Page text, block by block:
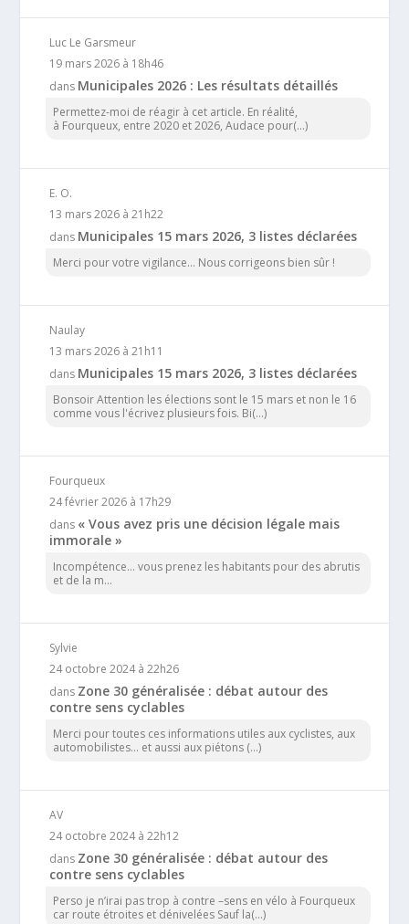
Luc Le Garsmeur
19 mars 2026 à 18h46
dans Municipales 2026 : Les résultats détaillés
Permettez-moi de réagir à cet article. En réalité,
à Fourqueux, entre 2020 et 2026, Audace pour(...)
E. O.
13 mars 2026 à 21h22
dans Municipales 15 mars 2026, 3 listes déclarées
Merci pour votre vigilance... Nous corrigeons bien sûr !
Naulay
13 mars 2026 à 21h11
dans Municipales 15 mars 2026, 3 listes déclarées
Bonsoir Attention les élections sont le 15 mars et non le 16
comme vous l'écrivez plusieurs fois. Bi(...)
Fourqueux
24 février 2026 à 17h29
dans « Vous avez pris une décision légale mais
immorale »
Incompétence… vous prenez les habitants pour des abrutis
et de la m...
Sylvie
24 octobre 2024 à 22h26
dans Zone 30 généralisée : débat autour des
contre sens cyclables
Merci pour toutes ces informations utiles aux cyclistes, aux
automobilistes... et aussi aux piétons (...)
AV
24 octobre 2024 à 22h12
dans Zone 30 généralisée : débat autour des
contre sens cyclables
Perso je n’irai pas trop à contre –sens en vélo à Fourqueux
car route étroites et dénivelées Sauf la(...)